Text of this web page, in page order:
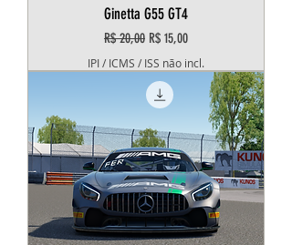
Ginetta G55 GT4
Preço normal
R$ 20,00 Preço promocional
R$ 15,00
IPI / ICMS / ISS não incl.